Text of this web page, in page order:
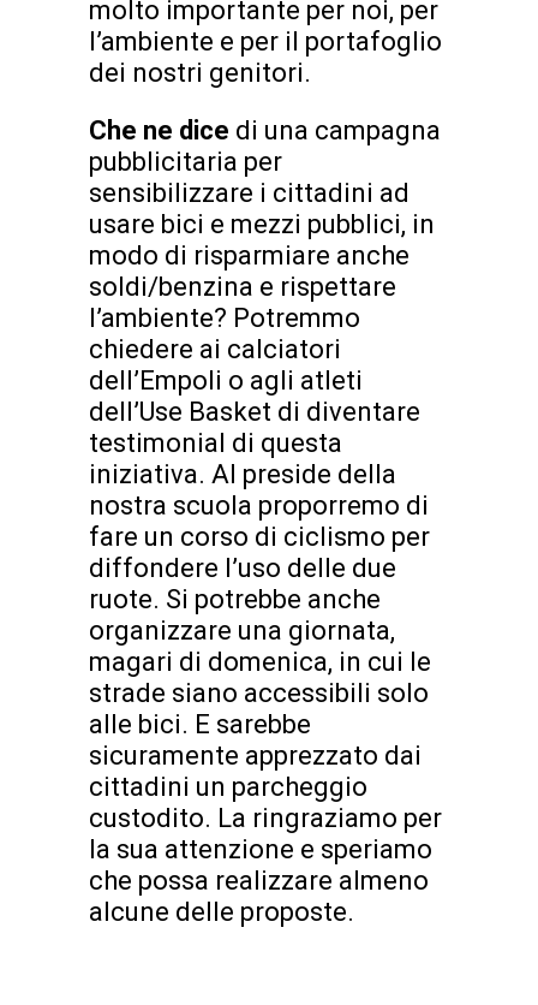
molto importante per noi, per
l’ambiente e per il portafoglio
dei nostri genitori.
Che ne dice di una campagna
pubblicitaria per
sensibilizzare i cittadini ad
usare bici e mezzi pubblici, in
modo di risparmiare anche
soldi/benzina e rispettare
l’ambiente? Potremmo
chiedere ai calciatori
dell’Empoli o agli atleti
dell’Use Basket di diventare
testimonial di questa
iniziativa. Al preside della
nostra scuola proporremo di
fare un corso di ciclismo per
diffondere l’uso delle due
ruote. Si potrebbe anche
organizzare una giornata,
magari di domenica, in cui le
strade siano accessibili solo
alle bici. E sarebbe
sicuramente apprezzato dai
cittadini un parcheggio
custodito. La ringraziamo per
la sua attenzione e speriamo
che possa realizzare almeno
alcune delle proposte.